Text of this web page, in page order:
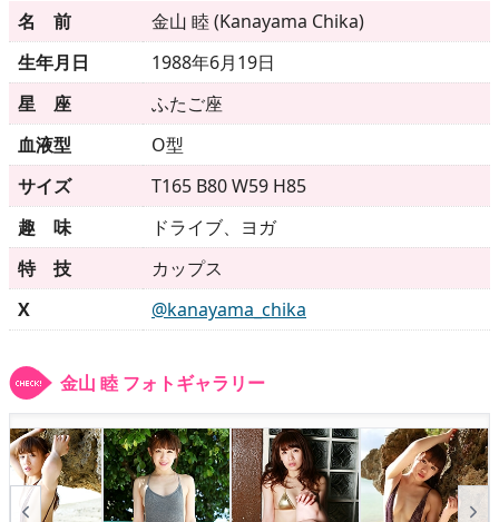
メニュー
▶発売中
▶新作
▶次回作
▶制作中
ご利用ガイド
▶更新情報
▶個人情報保護について
名 前
金山 睦 (Kanayama Chika)
生年月日
1988年6月19日
星 座
ふたご座
血液型
O型
サイズ
T165 B80 W59 H85
趣 味
ドライブ、ヨガ
特 技
カップス
X
@kanayama_chika
金山 睦 フォトギャラリー